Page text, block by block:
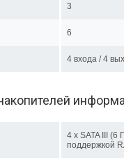
3
6
4 входа / 4
4 х SATA III (6
поддержкой